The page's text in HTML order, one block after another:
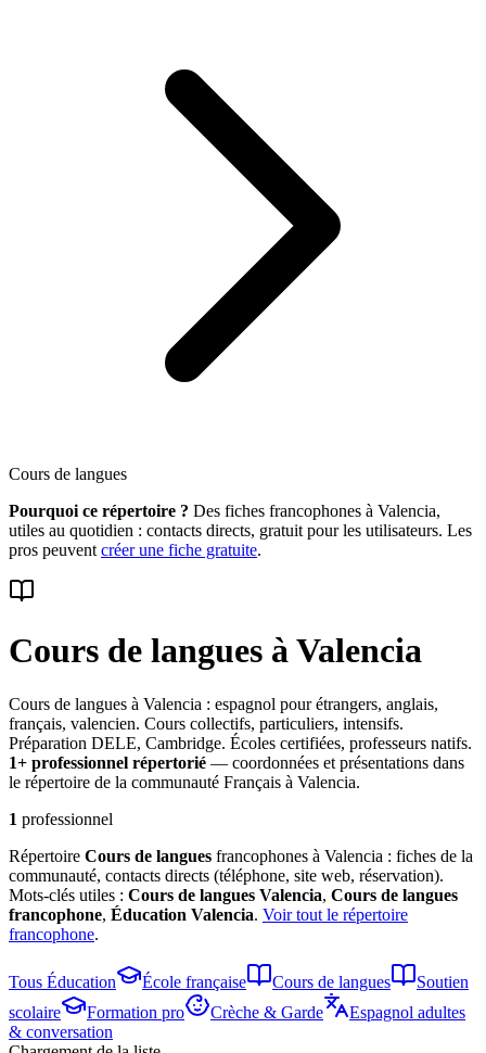
Cours de langues
Pourquoi ce répertoire ? Des fiches francophones à Valencia,
utiles au quotidien : contacts directs, gratuit pour les utilisateurs. Les
pros peuvent créer une fiche gratuite.
Cours de langues à Valencia
Cours de langues à Valencia : espagnol pour étrangers, anglais,
français, valencien. Cours collectifs, particuliers, intensifs.
Préparation DELE, Cambridge. Écoles certifiées, professeurs natifs.
1+ professionnel répertorié — coordonnées et présentations dans
le répertoire de la communauté Français à Valencia.
1 professionnel
Répertoire Cours de langues francophones à Valencia : fiches de la
communauté, contacts directs (téléphone, site web, réservation).
Mots-clés utiles : Cours de langues Valencia, Cours de langues
francophone, Éducation Valencia. Voir tout le répertoire
francophone.
Tous Éducation École française Cours de langues
Soutien
scolaire
Formation pro Crèche & Garde
Espagnol adultes
& conversation